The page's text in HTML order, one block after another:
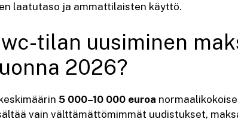
laatutaso ja ammattilaisten käyttö.
tilan uusiminen
2026?
5 000–10 000 euroa
vain välttämättömimmät uudistukset,